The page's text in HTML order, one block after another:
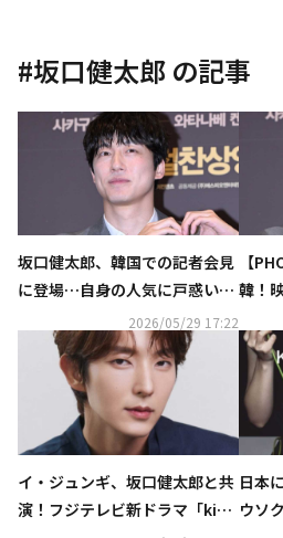
#坂口健太郎 の記事
坂口健太郎、韓国での記者会見
に登場…自身の人気に戸惑いも
「理由が分からない」2026/05/29 17:22
【
韓！
イ・ジュンギ、坂口健太郎と共
演！フジテレビ新ドラマ「kiDn
日本
ウソ